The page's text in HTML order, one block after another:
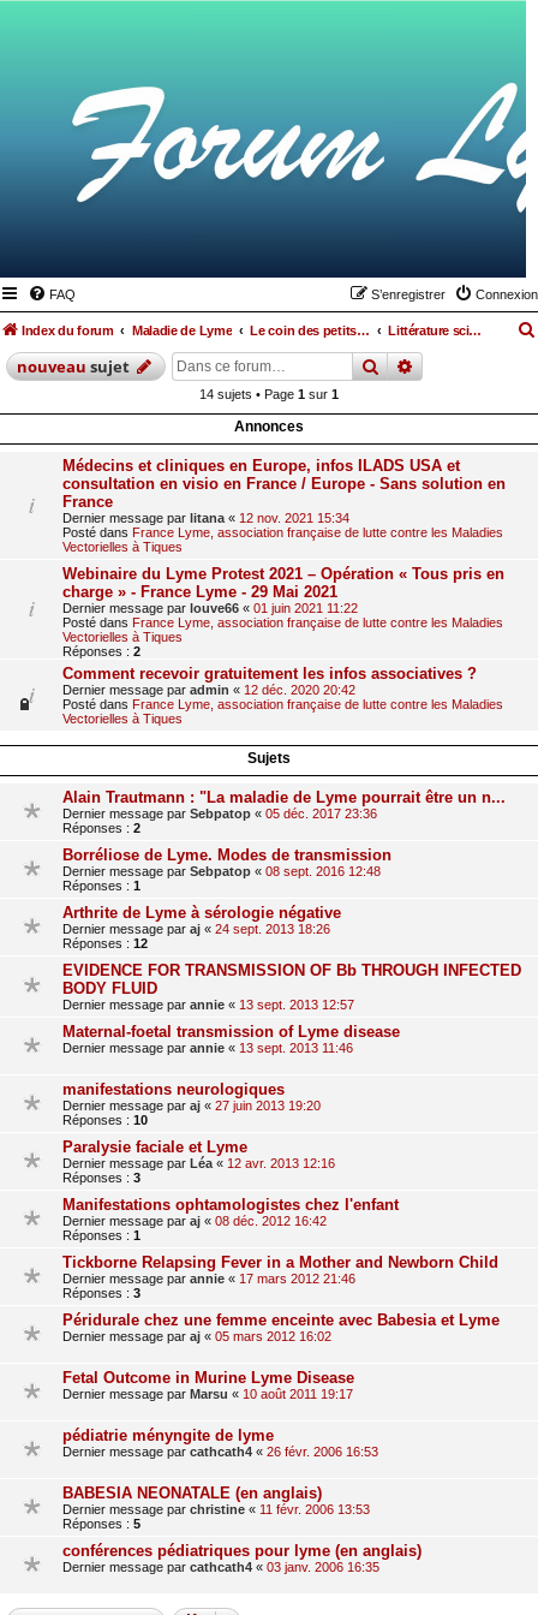
FAQ Connexion
S’enregistrer
Index du forum Maladie de Lyme Le coin des petits lymés Littérature scientifique
nouveausujet rechercher
recherche
14 sujets • Page 1 sur 1
Annonces
Médecins et cliniques en Europe, infos ILADS USA et
consultation en visio en France / Europe - Sans solution en
France
Dernier message par litana « 12 nov. 2021 15:34
Posté dans France Lyme, association française de lutte contre les Maladies
Vectorielles à Tiques
Webinaire du Lyme Protest 2021 – Opération « Tous pris en
charge » - France Lyme - 29 Mai 2021
Dernier message par louve66 « 01 juin 2021 11:22
Posté dans France Lyme, association française de lutte contre les Maladies
Vectorielles à Tiques
Réponses : 2
Comment recevoir gratuitement les infos associatives ?
Dernier message par admin « 12 déc. 2020 20:42
Posté dans France Lyme, association française de lutte contre les Maladies
Vectorielles à Tiques
Sujets
Alain Trautmann : "La maladie de Lyme pourrait être un n...
Dernier message par Sebpatop « 05 déc. 2017 23:36
Réponses : 2
Borréliose de Lyme. Modes de transmission
Dernier message par Sebpatop « 08 sept. 2016 12:48
Réponses : 1
Arthrite de Lyme à sérologie négative
Dernier message par aj « 24 sept. 2013 18:26
Réponses : 12
EVIDENCE FOR TRANSMISSION OF Bb THROUGH INFECTED
BODY FLUID
Dernier message par annie « 13 sept. 2013 12:57
Maternal-foetal transmission of Lyme disease
Dernier message par annie « 13 sept. 2013 11:46
manifestations neurologiques
Dernier message par aj « 27 juin 2013 19:20
Réponses : 10
Paralysie faciale et Lyme
Dernier message par Léa « 12 avr. 2013 12:16
Réponses : 3
Manifestations ophtamologistes chez l'enfant
Dernier message par aj « 08 déc. 2012 16:42
Réponses : 1
Tickborne Relapsing Fever in a Mother and Newborn Child
Dernier message par annie « 17 mars 2012 21:46
Réponses : 3
Péridurale chez une femme enceinte avec Babesia et Lyme
Dernier message par aj « 05 mars 2012 16:02
Fetal Outcome in Murine Lyme Disease
Dernier message par Marsu « 10 août 2011 19:17
pédiatrie ményngite de lyme
Dernier message par cathcath4 « 26 févr. 2006 16:53
BABESIA NEONATALE (en anglais)
Dernier message par christine « 11 févr. 2006 13:53
Réponses : 5
conférences pédiatriques pour lyme (en anglais)
Dernier message par cathcath4 « 03 janv. 2006 16:35